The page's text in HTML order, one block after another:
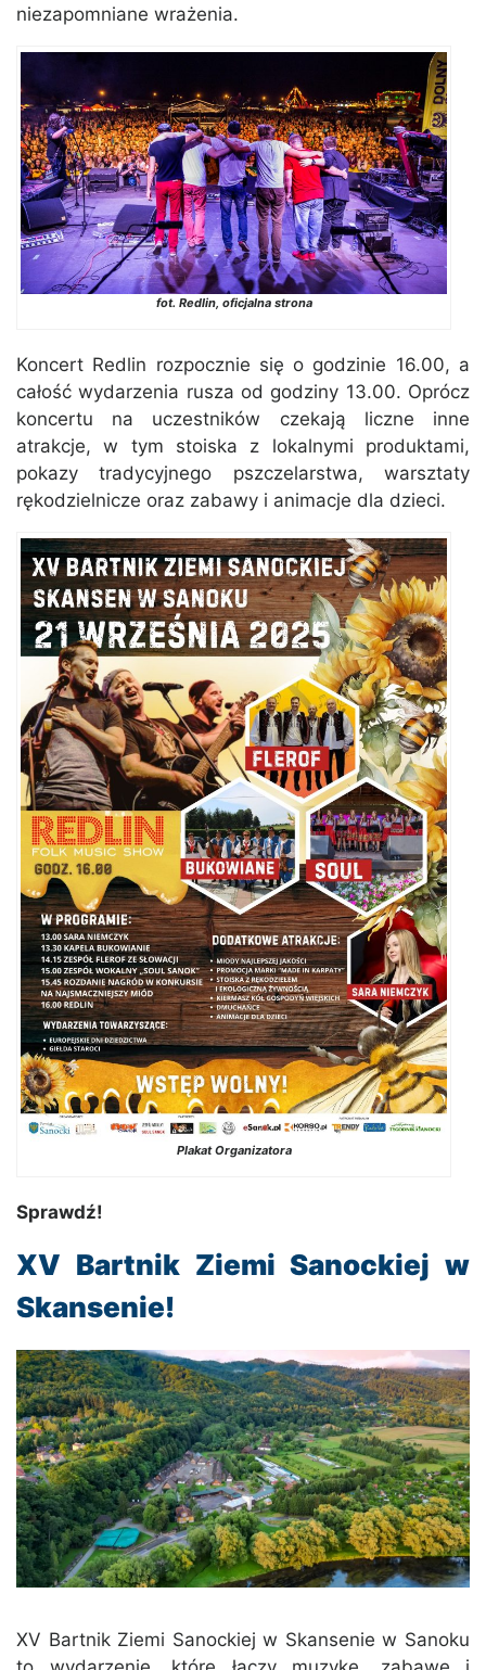
niezapomniane wrażenia.
fot. Redlin, oficjalna strona
Koncert Redlin rozpocznie się o godzinie 16.00, a
całość wydarzenia rusza od godziny 13.00. Oprócz
koncertu na uczestników czekają liczne inne
atrakcje, w tym stoiska z lokalnymi produktami,
pokazy tradycyjnego pszczelarstwa, warsztaty
rękodzielnicze oraz zabawy i animacje dla dzieci.
Plakat Organizatora
Sprawdź!
XV Bartnik Ziemi Sanockiej w
Skansenie!
XV Bartnik Ziemi Sanockiej w Skansenie w Sanoku